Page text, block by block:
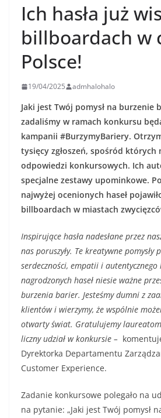
Ich hasła już
billboardach w
Polsce!
19/04/2025 admhalohalo
Jaki jest Twój pomysł na burzenie
zadaliśmy w ramach konkursu
kampanii #BurzymyBariery.
tysięcy zgłoszeń, spośród których
odpowiedzi konkursowych. Ich
specjalne zestawy upominkowe.
najwyżej ocenionych haseł
billboardach w miastach
Inspirujące hasła nadesłane przez
nas poruszyły. Te kreatywne
serdeczności, empatii i
nagrodzonych haseł niesie ważne
burzenia barier. Jesteśmy dumni z
klientów i wierzymy, że wspólnie
otwarty świat. Gratulujemy
liczny udział w konkursie –
Dyrektorka Departamentu
Customer Experience.
Zadanie konkursowe polegało na
na pytanie: „Jaki jest Twój pomysł